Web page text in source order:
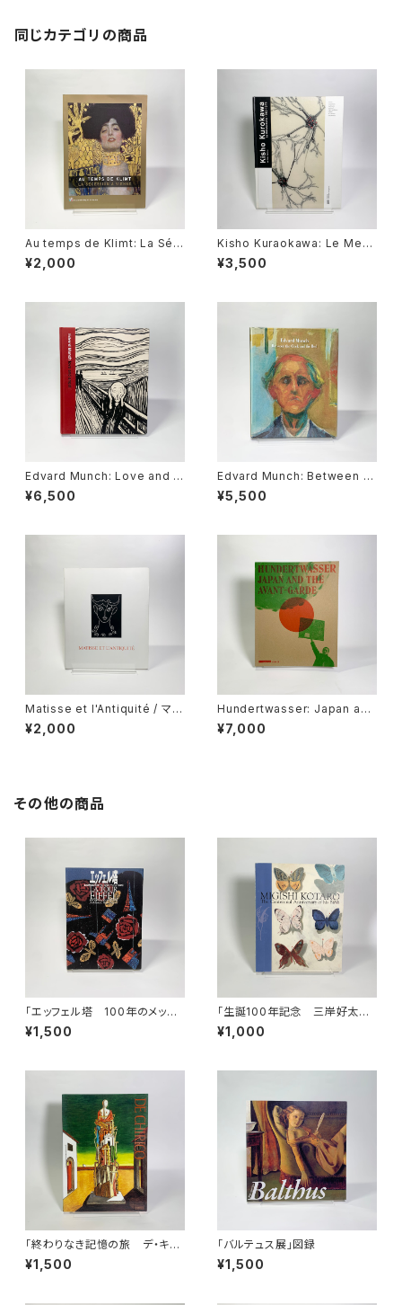
同じカテゴリの商品
Au temps de Klimt: La Séc
ession à Vienne
¥2,000
Kisho Kuraokawa: Le Meta
bolisme 1960-1975 / 黒川
紀章 メタボリスム
¥3,500
Edvard Munch: Love and A
ngst
¥6,500
Edvard Munch: Between th
e Clock and the Bed
¥5,500
Matisse et l'Antiquité / マテ
ィスと古代
¥2,000
Hundertwasser: Japan and
the Avant-Garde
¥7,000
その他の商品
「エッフェル塔 100年のメッセ
ージ 建築・ファッション・絵画」
展図録
¥1,500
「生誕100年記念 三岸好太郎
展」図録
¥1,000
「終わりなき記憶の旅 デ・キリ
コ」展図録
¥1,500
「バルテュス展」図録
¥1,500